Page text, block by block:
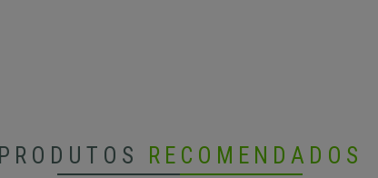
PRODUTOS RECOMENDADOS